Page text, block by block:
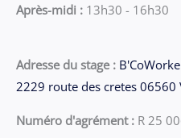
Après-midi : 13h30 - 16h30
Adresse du stage :
2229 route des cretes 06560
Numéro d'agrément : R 25